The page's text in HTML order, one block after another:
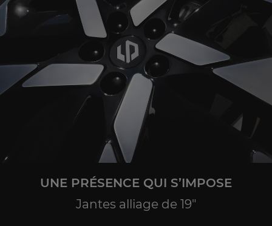
UNE PRÉSENCE QUI S’IMPOSE
Jantes alliage de 19"